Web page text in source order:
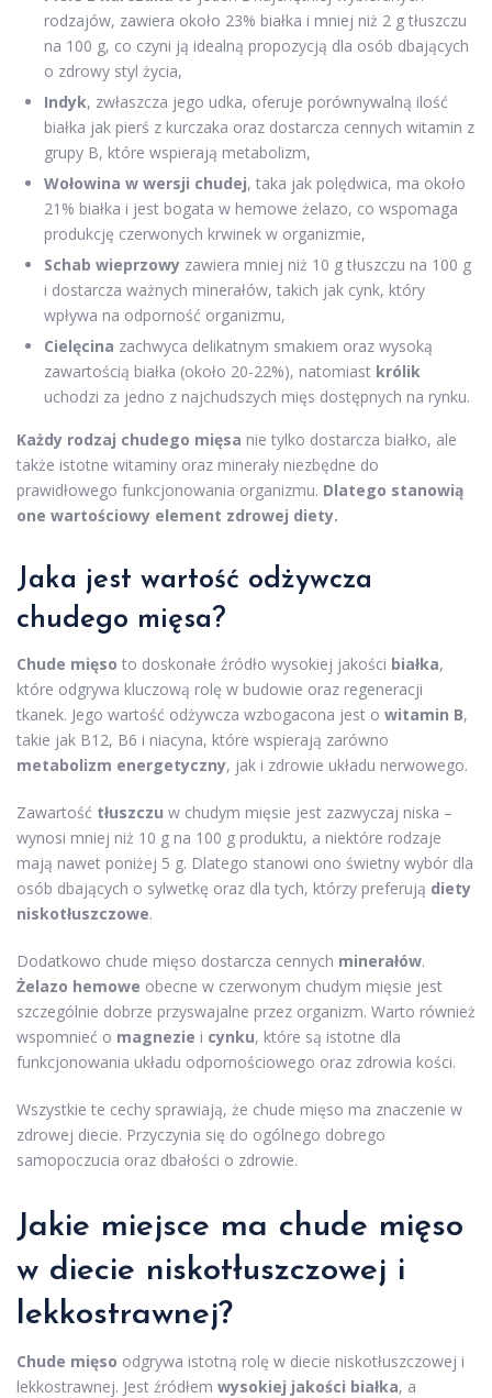
rodzajów, zawiera około 23% białka i mniej niż 2 g tłuszczu
na 100 g, co czyni ją idealną propozycją dla osób dbających
o zdrowy styl życia,
Indyk, zwłaszcza jego udka, oferuje porównywalną ilość
białka jak pierś z kurczaka oraz dostarcza cennych witamin z
grupy B, które wspierają metabolizm,
Wołowina w wersji chudej, taka jak polędwica, ma około
21% białka i jest bogata w hemowe żelazo, co wspomaga
produkcję czerwonych krwinek w organizmie,
Schab wieprzowy zawiera mniej niż 10 g tłuszczu na 100 g
i dostarcza ważnych minerałów, takich jak cynk, który
wpływa na odporność organizmu,
Cielęcina zachwyca delikatnym smakiem oraz wysoką
zawartością białka (około 20-22%), natomiast królik
uchodzi za jedno z najchudszych mięs dostępnych na rynku.
Każdy rodzaj chudego mięsa nie tylko dostarcza białko, ale
także istotne witaminy oraz minerały niezbędne do
prawidłowego funkcjonowania organizmu. Dlatego stanowią
one wartościowy element zdrowej diety.
Jaka jest wartość odżywcza
chudego mięsa?
Chude mięso to doskonałe źródło wysokiej jakości białka,
które odgrywa kluczową rolę w budowie oraz regeneracji
tkanek. Jego wartość odżywcza wzbogacona jest o witamin B,
takie jak B12, B6 i niacyna, które wspierają zarówno
metabolizm energetyczny, jak i zdrowie układu nerwowego.
Zawartość tłuszczu w chudym mięsie jest zazwyczaj niska –
wynosi mniej niż 10 g na 100 g produktu, a niektóre rodzaje
mają nawet poniżej 5 g. Dlatego stanowi ono świetny wybór dla
osób dbających o sylwetkę oraz dla tych, którzy preferują diety
niskotłuszczowe.
Dodatkowo chude mięso dostarcza cennych minerałów.
Żelazo hemowe obecne w czerwonym chudym mięsie jest
szczególnie dobrze przyswajalne przez organizm. Warto również
wspomnieć o magnezie i cynku, które są istotne dla
funkcjonowania układu odpornościowego oraz zdrowia kości.
Wszystkie te cechy sprawiają, że chude mięso ma znaczenie w
zdrowej diecie. Przyczynia się do ogólnego dobrego
samopoczucia oraz dbałości o zdrowie.
Jakie miejsce ma chude mięso
w diecie niskotłuszczowej i
lekkostrawnej?
Chude mięso odgrywa istotną rolę w diecie niskotłuszczowej i
lekkostrawnej. Jest źródłem wysokiej jakości białka, a